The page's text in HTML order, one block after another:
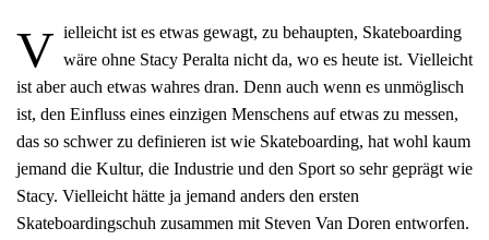
V ielleicht ist es etwas gewagt, zu behaupten, Skateboarding
wäre ohne Stacy Peralta nicht da, wo es heute ist. Vielleicht
ist aber auch etwas wahres dran. Denn auch wenn es unmöglisch
ist, den Einfluss eines einzigen Menschens auf etwas zu messen,
das so schwer zu definieren ist wie Skateboarding, hat wohl kaum
jemand die Kultur, die Industrie und den Sport so sehr geprägt wie
Stacy. Vielleicht hätte ja jemand anders den ersten
Skateboardingschuh zusammen mit Steven Van Doren entworfen.